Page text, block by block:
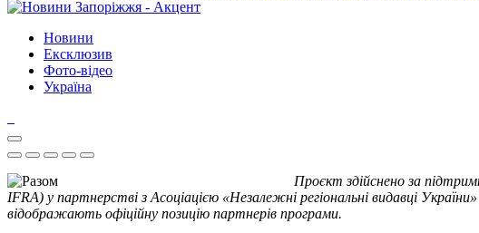
Новини
Ексклюзив
Фото-відео
Україна
Проєкт здійснено за
IFRA) у партнерстві з Асоціацією «Незалежні регіональні видавці
відображають офіційну позицію партнерів програми.